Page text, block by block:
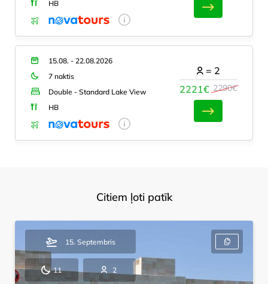
HB
15.08. - 22.08.2026
7 naktis
Double - Standard Lake View
HB
2221€ 2290€
= 2
Citiem ļoti patīk
15. Septembris
11 2